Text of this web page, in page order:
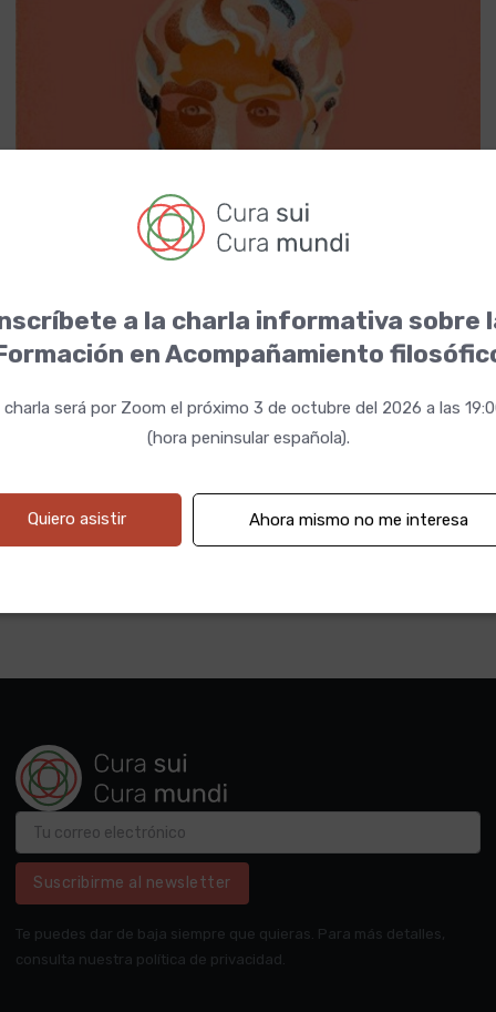
Fechas 01 julio 2023 12:00h
Dirección https://yogaactosypalabras.com...
Suscribirme al newsletter
Te puedes dar de baja siempre que quieras. Para más detalles,
consulta nuestra política de privacidad.
a la charla informativa sobre
en Acompañamiento
charla será por Zoom el próximo 3 de octubre del 2026 a las
(hora peninsular española).
Quiero asistir Ahora mismo no me interesa